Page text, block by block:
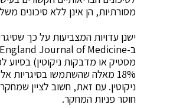
מסורתיות, הן אינן ללא סיכונים
ישנן עדויות המצביעות על כך
ניקוטין. עם זאת, חשוב לציין
חוסר פניות המחקר.